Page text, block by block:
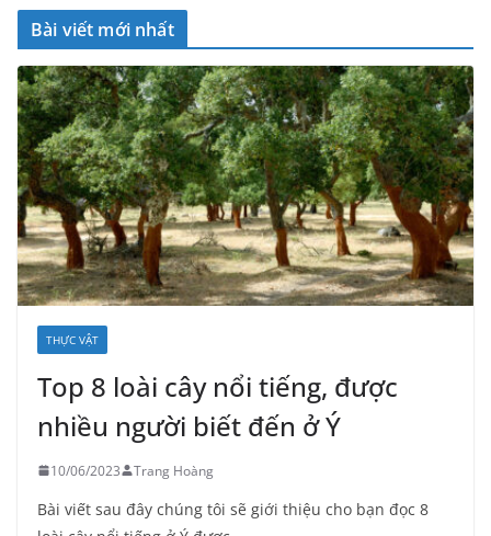
Bài viết mới nhất
THỰC VẬT
Top 8 loài cây nổi tiếng, được
nhiều người biết đến ở Ý
10/06/2023 Trang Hoàng
Bài viết sau đây chúng tôi sẽ giới thiệu cho bạn đọc 8